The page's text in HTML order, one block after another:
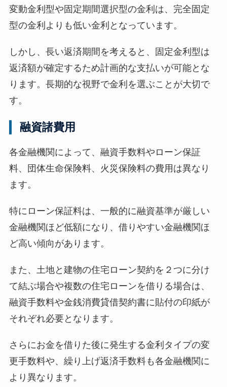
変動金利型や固定期間選択型の金利は、完全固定
型の金利よりも低い金利となっています。
しかし、長い返済期間を考えると、固定金利型は
返済額が確定するため計画的な支払いが可能とな
ります。長期的な視野で金利を選ぶことが大切で
す。
融資諸費用
各金融機関によって、融資手数料やローン保証
料、団体生命保険料、火災保険料の費用は異なり
ます。
特にローン保証料は、一般的に融資基準が厳しい
金融機関ほど低額になり、借りやすい金融機関ほ
ど高い傾向があります。
また、土地と建物の住宅ローン契約を２つに分け
て結ぶ場合や複数の住宅ローンを借りる場合は、
融資手数料や金銭消費貸借契約書に貼付の印紙が
それぞれ必要となります。
さらにお金を借りた後に発生する金利タイプの変
更手数料や、繰り上げ返済手数料も各金融機関に
より異なります。